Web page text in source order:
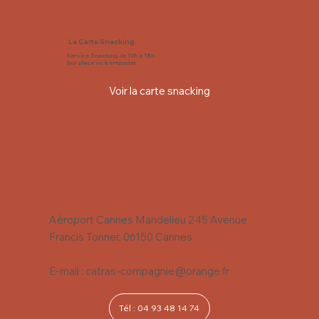
La Carte Snacking
Service Snacking de 10h à 18h
Sur place ou à emporter
Voir la carte snacking
Aéroport Cannes Mandelieu 245 Avenue
Francis Tonner, 06150 Cannes
E-mail : catras-compagnie@orange.fr
Tél : 04 93 48 14 74